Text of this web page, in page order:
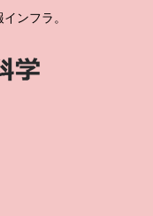
ンフラ。